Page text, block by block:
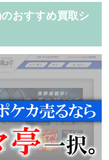
おすすめ買取シ